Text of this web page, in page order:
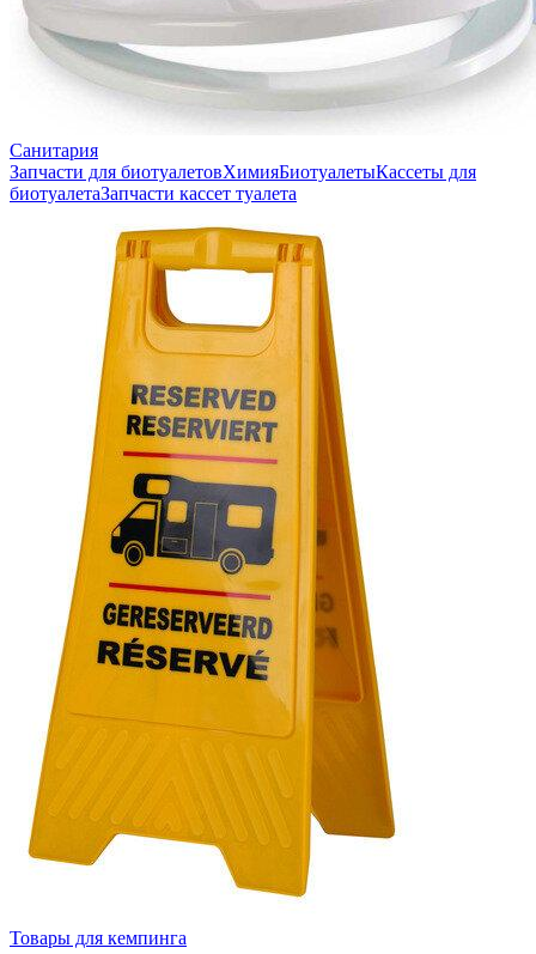
Санитария
Запчасти для биотуалетовХимияБиотуалетыКассеты для
биотуалетаЗапчасти кассет туалета
Товары для кемпинга